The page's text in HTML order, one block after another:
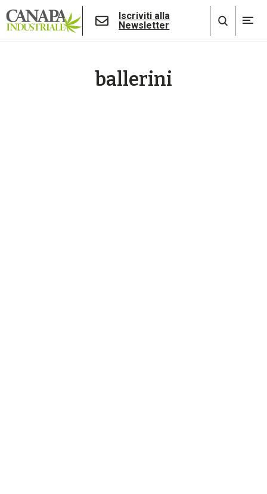
Iscriviti alla
Newsletter
ballerini